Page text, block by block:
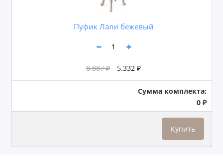
Пуфик Лали бежевый
8.887 ₽ 5.332 ₽
Сумма комплекта:
0 ₽
Купить